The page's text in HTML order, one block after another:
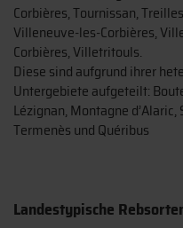
Corbières, Tournissan,
Villeneuve-les-Corbières,
Corbières, Villetritouls.
Diese sind aufgrund ihrer
Untergebiete aufgeteilt:
Lézignan, Montagne
Termenès und Quéribus
Landestypische